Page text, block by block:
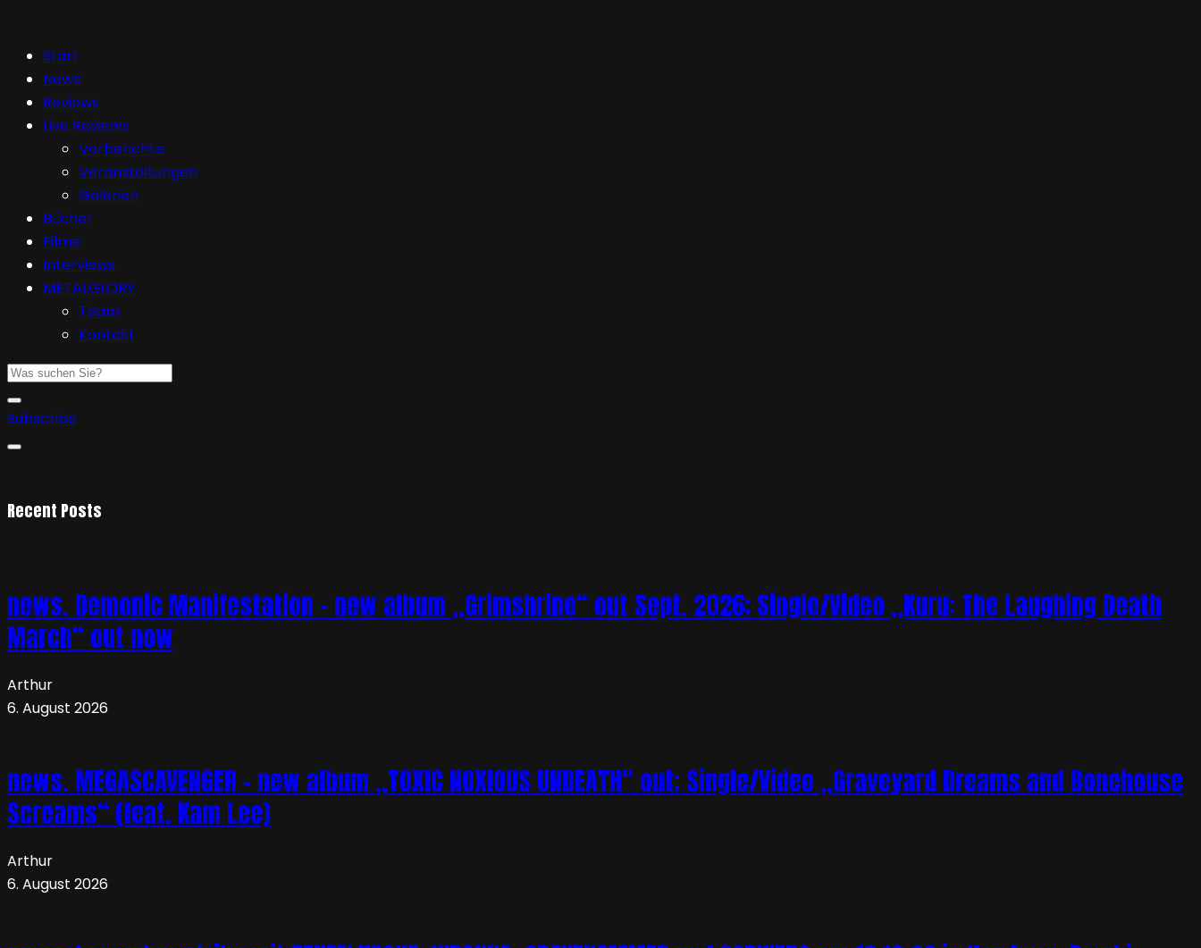
Start
News
Reviews
Live Reviews
Vorberichte
Veranstaltungen
Galerien
Bücher
Filme
Interviews
METALGLORY
Team
Kontakt
Subscribe
Recent Posts
news. Demonic Manifestation – new album „Grimshrine“ out Sept. 2026; Single/Video „Kuru: The Laughing Death
March“ out now
Arthur
6. August 2026
news. MEGASCAVENGER – new album „TOXIC NOXIOUS UNDEATH“ out; Single/Video „Graveyard Dreams and Bonehouse
Screams“ (feat. Kam Lee)
Arthur
6. August 2026